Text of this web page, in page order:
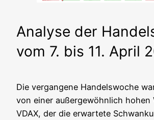
Analyse der
vom 7. bis 11. April
Die ver­gan­ge­ne Han­dels­wo­che
von einer außer­ge­wöhn­lich hohen
VDAX, der die erwar­te­te